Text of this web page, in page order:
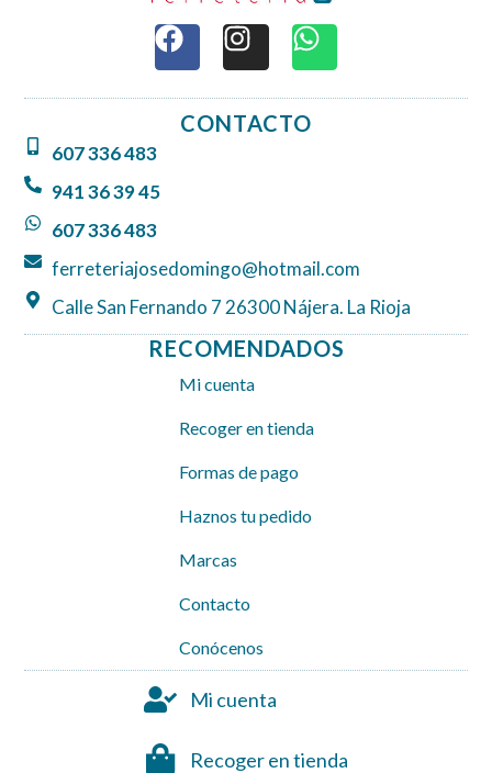
F
a
c
e
b
I
n
s
t
a
W
h
a
t
CONTACTO
607 336 483
941 36 39 45
607 336 483
ferreteriajosedomingo@hotmail.com
Calle San Fernando 7 26300 Nájera. La Rioja
RECOMENDADOS
Mi cuenta
Recoger en tienda
Formas de pago
Haznos tu pedido
Marcas
Contacto
Conócenos
Mi cuenta
Recoger en tienda